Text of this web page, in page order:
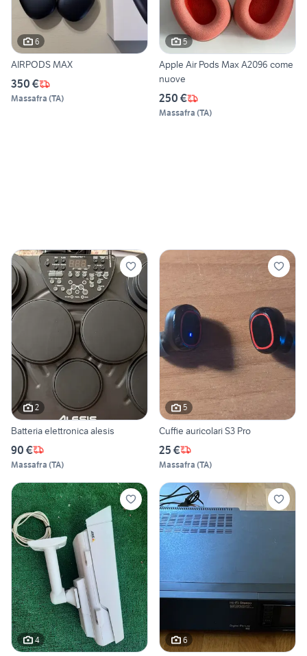
6
AIRPODS MAX
350 €
Massafra (TA)
5
Apple Air Pods Max A2096 come
nuove
250 €
Massafra (TA)
2
Batteria elettronica alesis
90 €
Massafra (TA)
5
Cuffie auricolari S3 Pro
25 €
Massafra (TA)
4 6